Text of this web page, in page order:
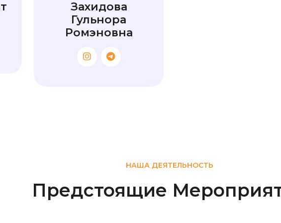
Захидова
Гульнора
Ромэновна
НАША ДЕЯТЕЛЬНОСТЬ
Предстоящие